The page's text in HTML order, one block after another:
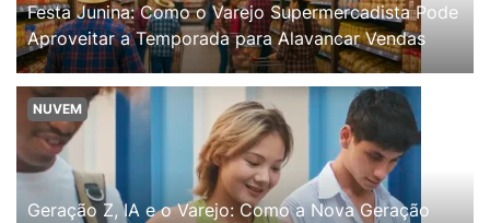
Festa Junina: Como o Varejo Supermercadista Pode
Aproveitar a Temporada para Alavancar Vendas
NUVEM
Geração Z, IA e o Varejo: Como a Nova Geração